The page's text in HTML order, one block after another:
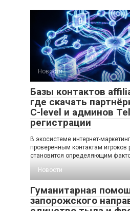
Новости
Базы контактов
где скачать
C-level и админов
регистрации
В экосистеме интернет-
проверенным контактам игроков
становится определяющим
Новости
Гуманитарная
запорожского